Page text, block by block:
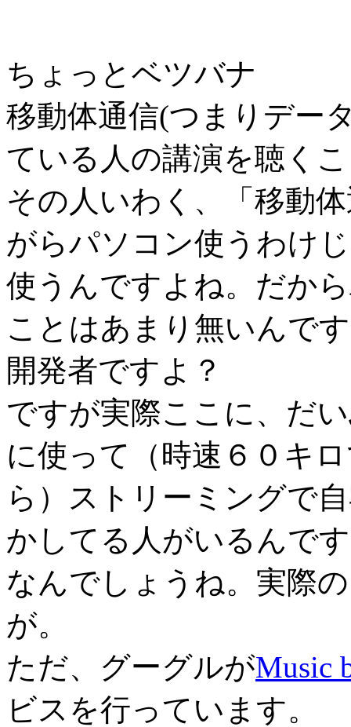
ちょっとベツバナ
移動体通信(つまりデー
ている人の講演を聴く
その人いわく、「移動
がらパソコン使うわけ
使うんですよね。だか
ことはあまり無いんで
開発者ですよ？
ですが実際ここに、だ
に使って（時速６０キ
ら）ストリーミングで
かしてる人がいるんで
なんでしょうね。実際
が。
ただ、グーグルがMusic
ビスを行っています。